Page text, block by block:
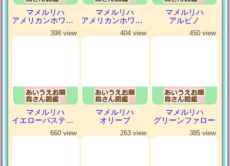
マメルリハ
アメリカンホワイトパイドファロー
マメルリハ
アメリカンホワイトファロー
マメルリハ
アルビノ
398 view
マメルリハ
イエローパステルミスティ
404 view
マメルリハ
オリーブ
450 view
マメルリハ
グリーンファロー
660 view 263 view 385 view